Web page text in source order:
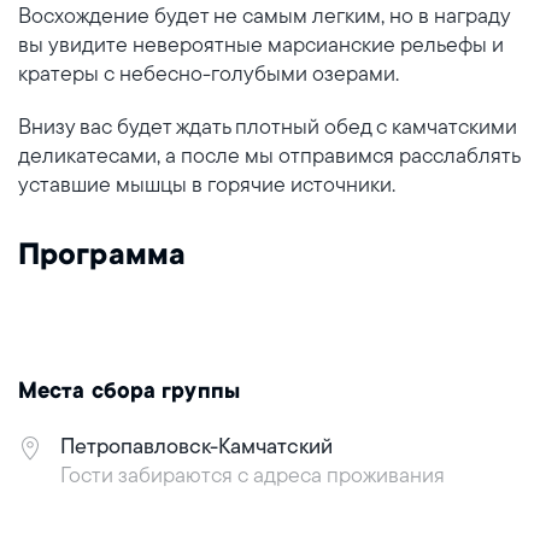
Восхождение будет не самым легким, но в награду
вы увидите невероятные марсианские рельефы и
кратеры с небесно-голубыми озерами.
Внизу вас будет ждать плотный обед с камчатскими
деликатесами, а после мы отправимся расслаблять
уставшие мышцы в горячие источники.
Программа
Места сбора группы
Петропавловск-Камчатский
Гости забираются с адреса проживания